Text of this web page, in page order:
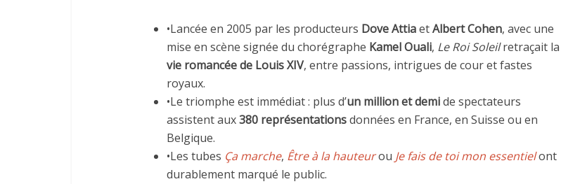
•Lancée en 2005 par les producteurs Dove AttiaetAlbert Cohen, avec une
mise en scène signée du chorégraphe Kamel Ouali, Le Roi Soleilretraçait la
vie romancée de Louis XIV, entre passions, intrigues de cour et fastes
royaux.
•Le triomphe est immédiat : plus d’un million et demide spectateurs
assistent aux380 représentationsdonnées en France, en Suisse ou en
Belgique.
•Les tubes Ça marche, Être à la hauteurou Je fais de toi mon essentielont
durablement marqué le public.